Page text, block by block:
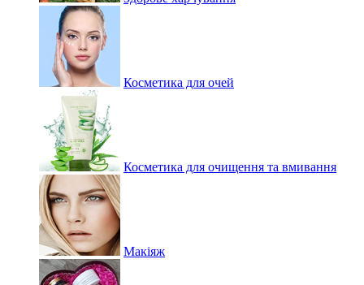
Косметика для очей
Косметика для очищення та вмивання
Макіяж